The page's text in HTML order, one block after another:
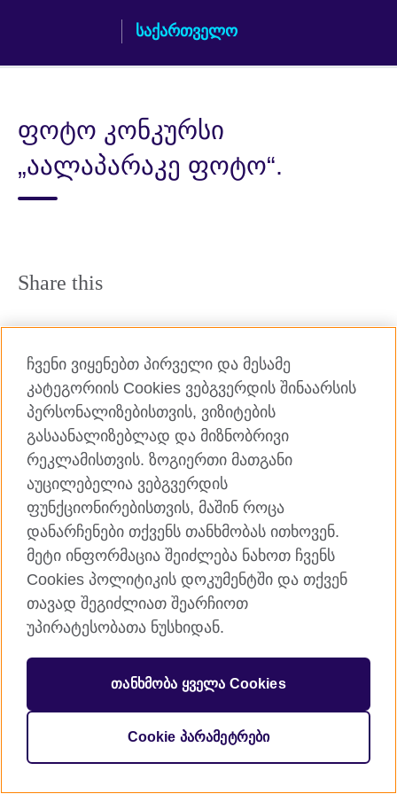
საქართველო
ფოტო კონკურსი
„აალაპარაკე ფოტო“.
Share this
© 2026 British Council
ურთიერთობათა გაღრმავებას ემსახურება.
რეგისტრირებულია საქველმოქმედო ორგანიზაციის
სტატუსით: 209131 (ინგლისსა და უელსში), SC037733
(შოტლანდიაში)
ჩვენი ვიყენებთ პირველი და მესამე
კატეგორიის Cookies ვებგვერდის შინაარსის
პერსონალიზებისთვის, ვიზიტების
გასაანალიზებლად და მიზნობრივი
რეკლამისთვის. ზოგიერთი მათგანი
აუცილებელია ვებგვერდის
ფუნქციონირებისთვის, მაშინ როცა
დანარჩენები თქვენს თანხმობას ითხოვენ.
მეტი ინფორმაცია შეიძლება ნახოთ ჩვენს
Cookies პოლიტიკის დოკუმენტში და თქვენ
თავად შეგიძლიათ შეარჩიოთ
უპირატესობათა ნუსხიდან.
თანხმობა ყველა Cookies
Cookie პარამეტრები